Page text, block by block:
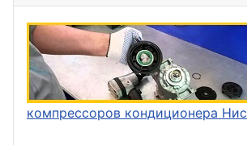
компрессоров кондиционера